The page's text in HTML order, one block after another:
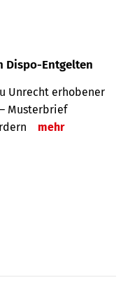
Dispo-Entgelten
Unrecht erhobener
Musterbrief
mehr